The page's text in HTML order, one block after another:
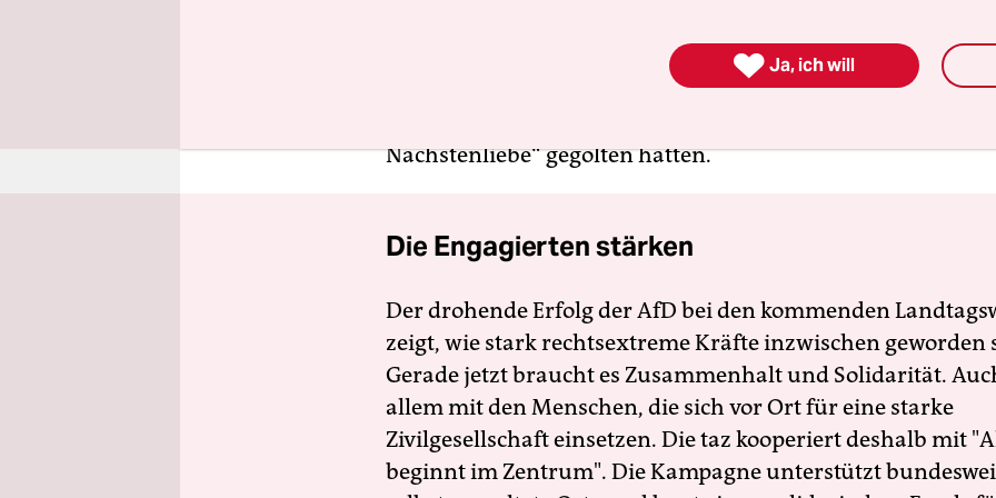
Kreatur als Verstoß gegen die Menschenwürde kritisiert
im 16. Jahrhundert habe Papst Pius V. Stierkämpfe
Nächstenliebe“ gegolten hätten.
Die Engagierten stärken
Der drohende Erfolg der AfD bei den kommenden
zeigt, wie stark rechtsextreme Kräfte inzwischen geworden
Gerade jetzt braucht es Zusammenhalt und Solidarität.
allem mit den Menschen, die sich vor Ort für eine starke
Zivilgesellschaft einsetzen. Die taz kooperiert deshalb mit
beginnt im Zentrum". Die Kampagne unterstützt
 Ja, ich will